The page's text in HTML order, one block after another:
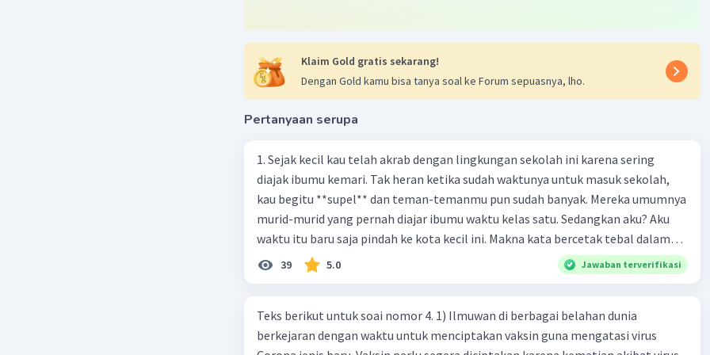
Klaim Gold gratis sekarang!
Dengan Gold kamu bisa tanya soal ke Forum sepuasnya, lho.
Pertanyaan serupa
1. Sejak kecil kau telah akrab dengan lingkungan sekolah ini karena sering
diajak ibumu kemari. Tak heran ketika sudah waktunya untuk masuk sekolah,
kau begitu **supel** dan teman-temanmu pun sudah banyak. Mereka umumnya
murid-murid yang pernah diajar ibumu waktu kelas satu. Sedangkan aku? Aku
waktu itu baru saja pindah ke kota kecil ini. Makna kata bercetak tebal dalam
kutipan cerpen tersebut adalah .... A. ramah C. santun B. sopan D. baik
39 5.0 Jawaban terverifikasi
Teks berikut untuk soai nomor 4. 1) Ilmuwan di berbagai belahan dunia
berkejaran dengan waktu untuk menciptakan vaksin guna mengatasi virus